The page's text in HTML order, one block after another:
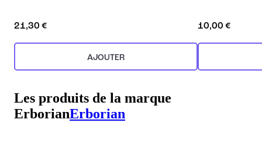
21,30 €
AJOUTER
10,00 €
Les produits de la marque
ErborianErborian